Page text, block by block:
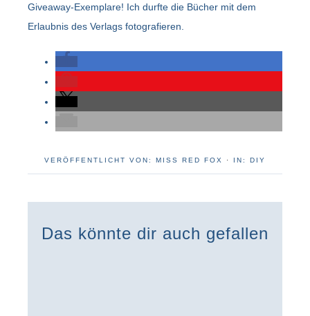
Giveaway-Exemplare! Ich durfte die Bücher mit dem
Erlaubnis des Verlags fotografieren.
VERÖFFENTLICHT VON: MISS RED FOX · IN: DIY
Das könnte dir auch gefallen